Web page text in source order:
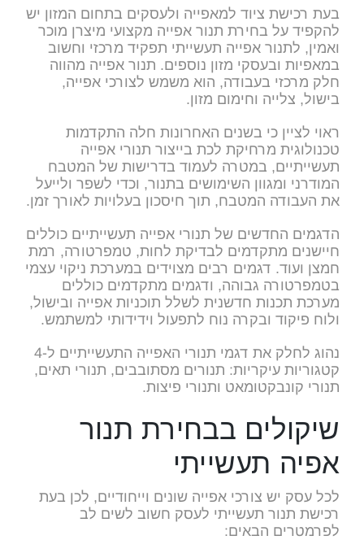
בעת רכישת ציוד למאפייה ולעסקים בתחום המזון יש
להקפיד על בחירת תנור אפייה מקצועי מיצרן מוכר
ואמין, לתנור אפייה תעשייתי תפקיד מרכזי וחשוב
במאפיות ובעסקי מזון נוספים. תנור אפייה מהווה
חלק מרכזי בעבודה, הוא משמש לצורכי אפייה,
בישול, צלייה וחימום מזון.
ראוי לציין כי בשנים האחרונות חלה התקדמות
טכנולוגית מרחיקת לכת בייצור תנורי אפייה
תעשייתיים, במטרה לעמוד בדרישות של המטבח
המודרני ומגוון השימושים בתנור, וכדי לשפר ולייעל
את העבודה המטבח, תוך חיסכון בעלויות לאורך זמן.
הדגמים החדשים של תנורי אפייה תעשייתיים כוללים
חיישנים מתקדמים לבדיקת לחות, טמפרטורה, רמת
חמצן ועוד. דגמים רבים מצוידים במערכת ניקוי עצמי
בטמפרטורה גבוהה, ודגמים מתקדמים כוללים
מערכת תכנות חדשנית לשלל תוכניות אפייה ובישול,
ולוח פיקוד ובקרה נוח לתפעול וידידותי למשתמש.
נהוג לחלק את דגמי תנורי האפייה התעשייתיים ל-4
קטגוריות עיקריות: תנורים מסתובבים, תנורי תאים,
תנורי קונבקטומאט ותנורי פיצות.
שיקולים בבחירת תנור
אפיה תעשייתי
לכל עסק יש צורכי אפייה שונים וייחודיים, לכן בעת
רכישת תנור תעשייתי לעסק חשוב לשים לב
לפרמטרים הבאים: